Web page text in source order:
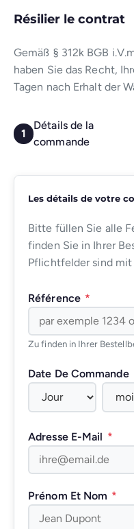
Résilier le contrat
Gemäß § 312k BGB
haben Sie das Recht,
Tagen nach Erhalt der
1
Détails de la
commande
Les détails de votre
Bitte füllen Sie alle
finden Sie in Ihrer
Pflichtfelder sind mit
Référence *
Zu finden in Ihrer
Date De Commande
Adresse E-Mail *
Prénom Et Nom *